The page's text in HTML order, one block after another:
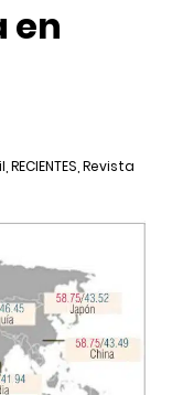
en
RECIENTES Revista